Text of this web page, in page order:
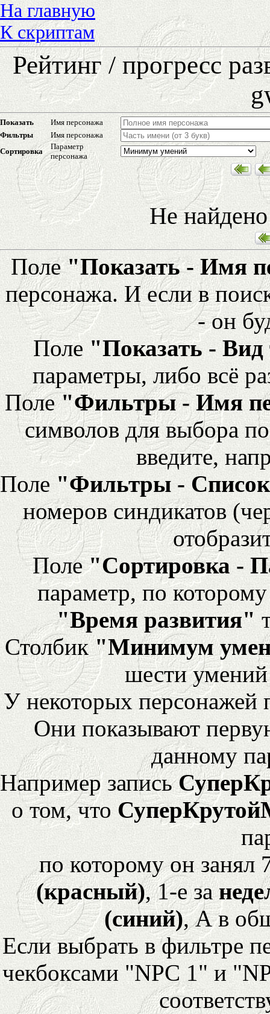
На главную
К скриптам
Рейтинг / прогресс
Показать
Имя персонажа
Фильтры
Имя персонажа
Сортировка
Параметр
персонажа
Не
Поле"Показать - Имя
персонажа. И если в
- он
Поле "Показать -
параметры, либо всё
Поле"Фильтры - Имя
символов для выбора
введите,
Поле "Фильтры -
номеров синдикатов
Поле"Сортировка -
параметр, по
"Время развития"
Столбик"Минимум
шести
У некоторых персонажей
Они показывают
данному
Например запись
о том, что
по которому он
(красный), 1-е за
(синий), А в
Если выбрать в фильтре
чекбоксами "NPC 1" и